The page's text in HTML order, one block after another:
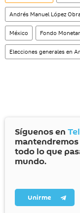
Andrés Manuel López
México Fondo
Elecciones generales en
Síguenos en
todo lo que
mundo.
Unirme